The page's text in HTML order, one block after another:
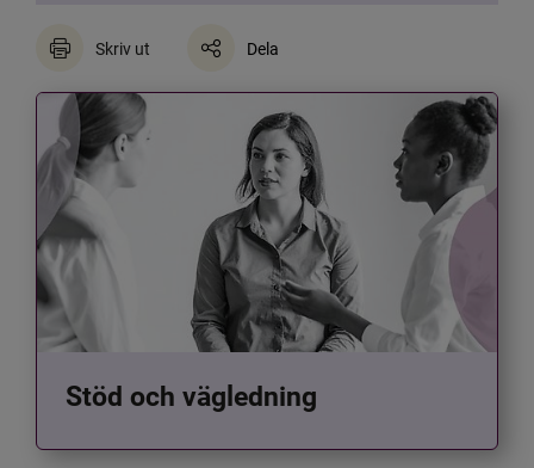
Skriv ut Dela
Stöd och vägledning